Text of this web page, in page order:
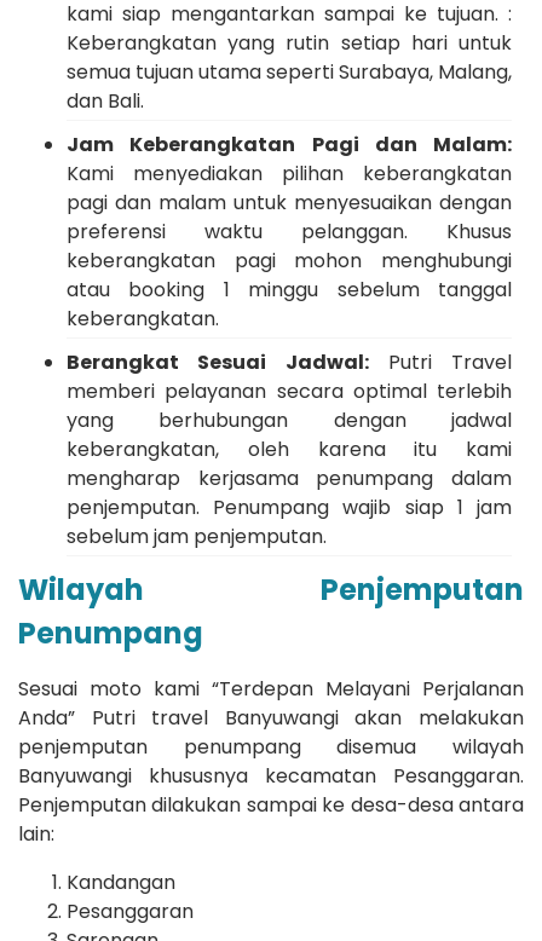
kami siap mengantarkan sampai ke tujuan. :
Keberangkatan yang rutin setiap hari untuk
semua tujuan utama seperti Surabaya, Malang,
dan Bali.
Jam Keberangkatan Pagi dan Malam:
Kami menyediakan pilihan keberangkatan
pagi dan malam untuk menyesuaikan dengan
preferensi waktu pelanggan. Khusus
keberangkatan pagi mohon menghubungi
atau booking 1 minggu sebelum tanggal
keberangkatan.
Berangkat Sesuai Jadwal:Putri Travel
memberi pelayanan secara optimal terlebih
yang berhubungan dengan jadwal
keberangkatan, oleh karena itu kami
mengharap kerjasama penumpang dalam
penjemputan. Penumpang wajib siap 1 jam
sebelum jam penjemputan.
Wilayah Penjemputan
Penumpang
Sesuai moto kami “Terdepan Melayani Perjalanan
Anda” Putri travel Banyuwangi akan melakukan
penjemputan penumpang disemua wilayah
Banyuwangi khususnya kecamatan Pesanggaran.
Penjemputan dilakukan sampai ke desa-desa antara
lain:
Kandangan
Pesanggaran